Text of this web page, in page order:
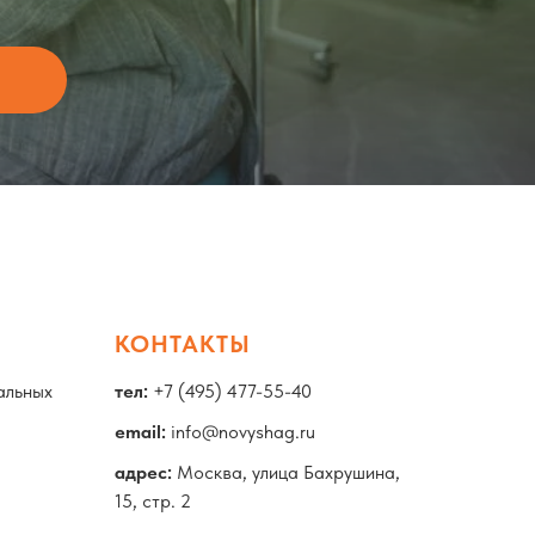
КОНТАКТЫ
тел: +7 (495) 477-55-40
email: info@novyshag.ru
адрес: Москва, улица Бахрушина,
15, стр. 2